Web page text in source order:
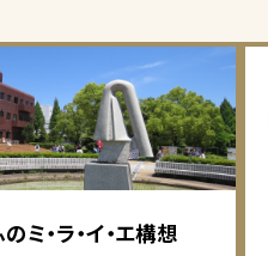
ミ・ラ・イ・エ構想